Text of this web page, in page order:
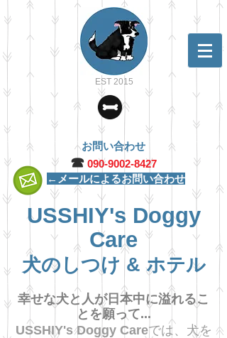
EST 2015
お問い合わせ
☎︎ 090-9002-8427
←メールによるお問い合わせ
USSHIY's Doggy
Care
犬のしつけ & ホテル
幸せな犬と人が日本中に溢れるこ
とを願って...
USSHIY's Doggy Careでは、犬を